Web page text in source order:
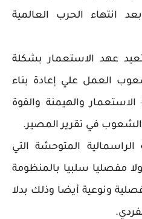
انتهاء الحرب العالمية
عهد الاستعمار بشكلة
العمل علي إعادة بناء
والهيمنة والقوة
في تقرير المصير.
المتوحشة التي
مفصليا سلبيا بالمنظومة
ونوعية أيضا وذلك بدلا